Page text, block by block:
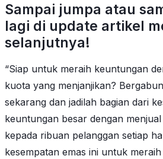
Sampai jumpa atau
lagi di update artikel
selanjutnya!
“Siap untuk meraih keuntungan
kuota yang menjanjikan?
sekarang dan jadilah bagian dari
keuntungan besar dengan
kepada ribuan pelanggan setiap
kesempatan emas ini untuk